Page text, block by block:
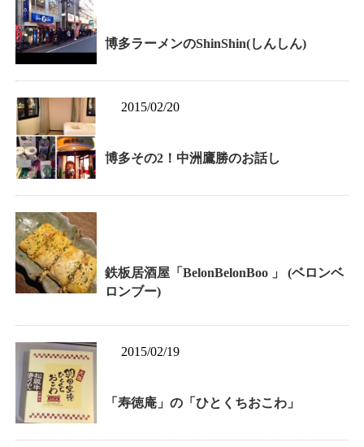
博多ラーメンのShinShin(しんしん)
2015/02/20
博多その2！中洲鷹勝のお話し
鉄板居酒屋「BelonBelonBoo 」 (ベロンベ
ロンブー)
2015/02/19
「寿徳庵」の「ひとくちおこわ」